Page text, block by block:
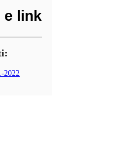
e link
2022